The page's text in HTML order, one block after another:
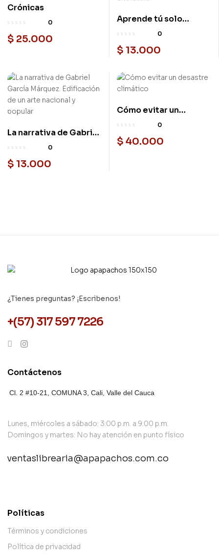
Crónicas
0
$ 25.000
Aprende tú solo
Literatura0
$ 13.000
La narrativa de Gabriel
García Márquez.
nacional y popular
0
$ 13.000
Cómo evitar un
desastre climático
0
$ 40.000
¿Tienes preguntas? ¡Escribenos!
+(57) 317 597 7226
Contáctenos
Cl. 2 #10-21, COMUNA 3, Cali, Valle del Cauca
Lunes, miércoles a sábado: 3:00 p.m. a 9:00 p.m.
Domingos y martes: No hay atención en punto físico
ventaslibrearia@apapachos.com.co
Políticas
Términos y condiciones
Política de privacidad